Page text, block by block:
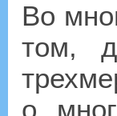
Во
том,
о